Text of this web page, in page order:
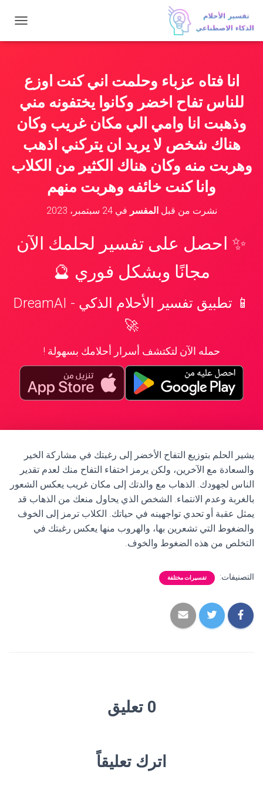
ب
ت
ق
انا فتاه عزباء وحلمت اني كنت اوزع
للناس تفاح اخضر وكانوا يختفونه مني
وذهبت انا وامي الي مكان غريب وكان
هناك شخص لا يريد ان يتركني اذهب
وهربت منه وكان هناك الكثير من الكلاب
وانا كنت خائفه وهربت منهم
نشرت من قبلالمفسر في24 سبتمبر، 2023
✨ احصل على تفسير لحلمك الآن
مجانًا وبشكل فوري 🔮
📱 تطبيق تفسير الأحلام الذكي - DreamAI
🚀
حمله الآن لتكتشف أسرار أحلامك بسهولة !
يشير الحلم بتوزيع التفاح الأخضر إلى رغبتك في مشاركة الخير
والسعادة مع الآخرين، ولكن يرمز اختفاء التفاح منك لعدم تقدير
الناس لجهودك. الذهاب مع والدتك إلى مكان غريب يعكس الشعور
بالغربة وعدم الانتماء. الشخص الذي يحاول منعك من الذهاب قد
يمثل عقبة أو تحدي تواجهينه في حياتك. الكلاب ترمز إلى الخوف
والضغوط التي تشعرين بها، والهروب منها يعكس رغبتك في
التخلص من هذه الضغوط والخوف.
التصنيفات: تفسيرات مختلفة
0 تعليق
اترك تعليقاً